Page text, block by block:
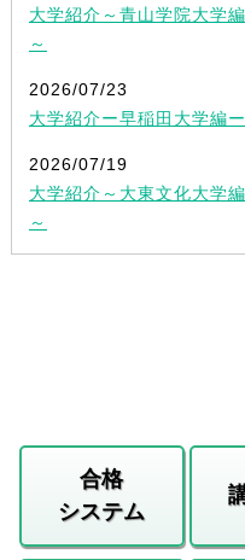
大学紹介～青山学院大学編
～
2026/07/23
大学紹介ー早稲田大学編ー
2026/07/19
大学紹介～大東文化大学編
～
合格
システム